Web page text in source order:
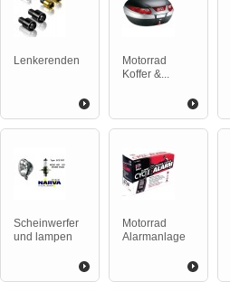
Lenkerenden
Motorrad
Koffer &...
Scheinwerfer
und lampen
Motorrad
Alarmanlage